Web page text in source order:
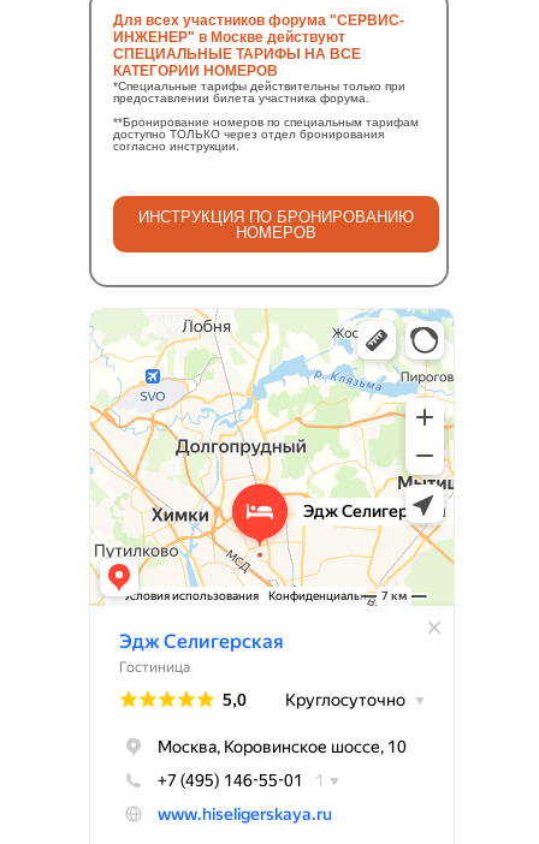
Эдж Селигерская
Гостиница в Москве
ИНСТРУКЦИЯ ПО БРОНИРОВАНИЮ
НОМЕРОВ
*Специальные тарифы действительны только при
предоставлении билета участника форума.
**Бронирование номеров по специальным тарифам
доступно ТОЛЬКО через отдел бронирования
согласно инструкции.
Для всех участников форума "СЕРВИС-
ИНЖЕНЕР" в Москве действуют
СПЕЦИАЛЬНЫЕ ТАРИФЫ НА ВСЕ
КАТЕГОРИИ НОМЕРОВ